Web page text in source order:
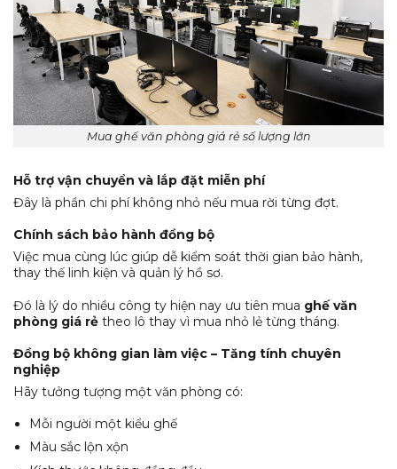
Mua ghế văn phòng giá rẻ số lượng lớn
Hỗ trợ vận chuyển và lắp đặt miễn phí
Đây là phần chi phí không nhỏ nếu mua rời từng đợt.
Chính sách bảo hành đồng bộ
Việc mua cùng lúc giúp dễ kiểm soát thời gian bảo hành,
thay thế linh kiện và quản lý hồ sơ.
Đó là lý do nhiều công ty hiện nay ưu tiên mua ghế văn
phòng giá rẻ theo lô thay vì mua nhỏ lẻ từng tháng.
Đồng bộ không gian làm việc – Tăng tính chuyên
nghiệp
Hãy tưởng tượng một văn phòng có:
Mỗi người một kiểu ghế
Màu sắc lộn xộn